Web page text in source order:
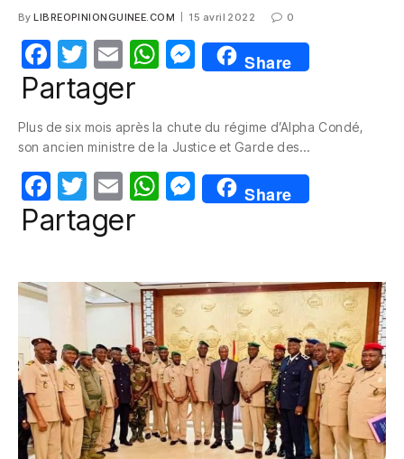
By LIBREOPINIONGUINEE.COM 15 avril 2022 0
F
a
e
b
o
o
T
w
itt
er
E
m
W
s
A
p
M
e
e
n
g
Share
Partager
Plus de six mois après la chute du régime d’Alpha Condé,
son ancien ministre de la Justice et Garde des…
F
a
e
o
k
T
w
itt
er
E
m
W
s
A
p
p
M
e
e
n
g
er
Share
Partager